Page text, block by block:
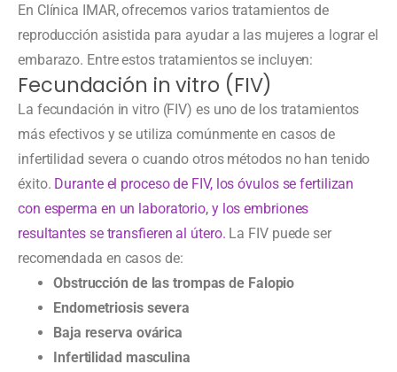
En Clínica IMAR, ofrecemos varios tratamientos de
reproducción asistida para ayudar a las mujeres a lograr el
embarazo. Entre estos tratamientos se incluyen:
Fecundación in vitro (FIV)
La fecundación in vitro (FIV) es uno de los tratamientos
más efectivos y se utiliza comúnmente en casos de
infertilidad severa o cuando otros métodos no han tenido
éxito. Durante el proceso de FIV, los óvulos se fertilizan
con esperma en un laboratorio, y los embriones
resultantes se transfieren al útero. La FIV puede ser
recomendada en casos de:
Obstrucción de las trompas de Falopio
Endometriosis severa
Baja reserva ovárica
Infertilidad masculina